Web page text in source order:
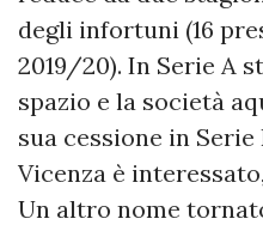
degli infortuni (16
2019/20). In Serie A
spazio e la società
sua cessione in
Vicenza è
Un altro nome